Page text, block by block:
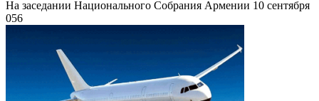
На заседании Национального Собрания Армении 10 сентября
056